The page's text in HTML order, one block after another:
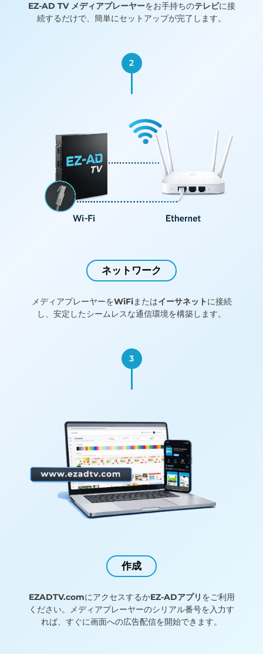
EZ-AD TV メディアプレーヤーをお手持ちのテレビに接
続するだけで、簡単にセットアップが完了します。
2
ネットワーク
メディアプレーヤーをWiFiまたはイーサネットに接続
し、安定したシームレスな通信環境を構築します。
3
作成
EZADTV.comにアクセスするかEZ-ADアプリ をご利用
ください。メディアプレーヤーのシリアル番号を入力す
れば、すぐに画面への広告配信を開始できます。